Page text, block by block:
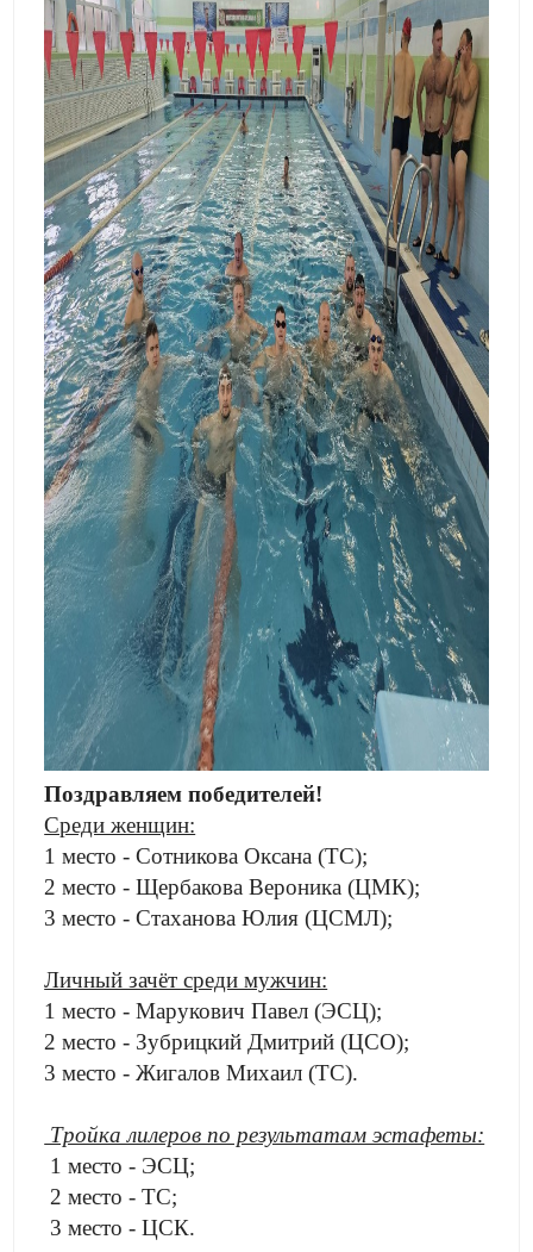
Поздравляем победителей!
Среди женщин:
1 место - Сотникова Оксана (ТС);
2 место - Щербакова Вероника (ЦМК);
3 место - Стаханова Юлия (ЦСМЛ);
Личный зачёт среди мужчин:
1 место - Марукович Павел (ЭСЦ);
2 место - Зубрицкий Дмитрий (ЦСО);
3 место - Жигалов Михаил (ТС).
Тройка лилеров по результатам эстафеты:
1 место - ЭСЦ;
2 место - ТС;
3 место - ЦСК.